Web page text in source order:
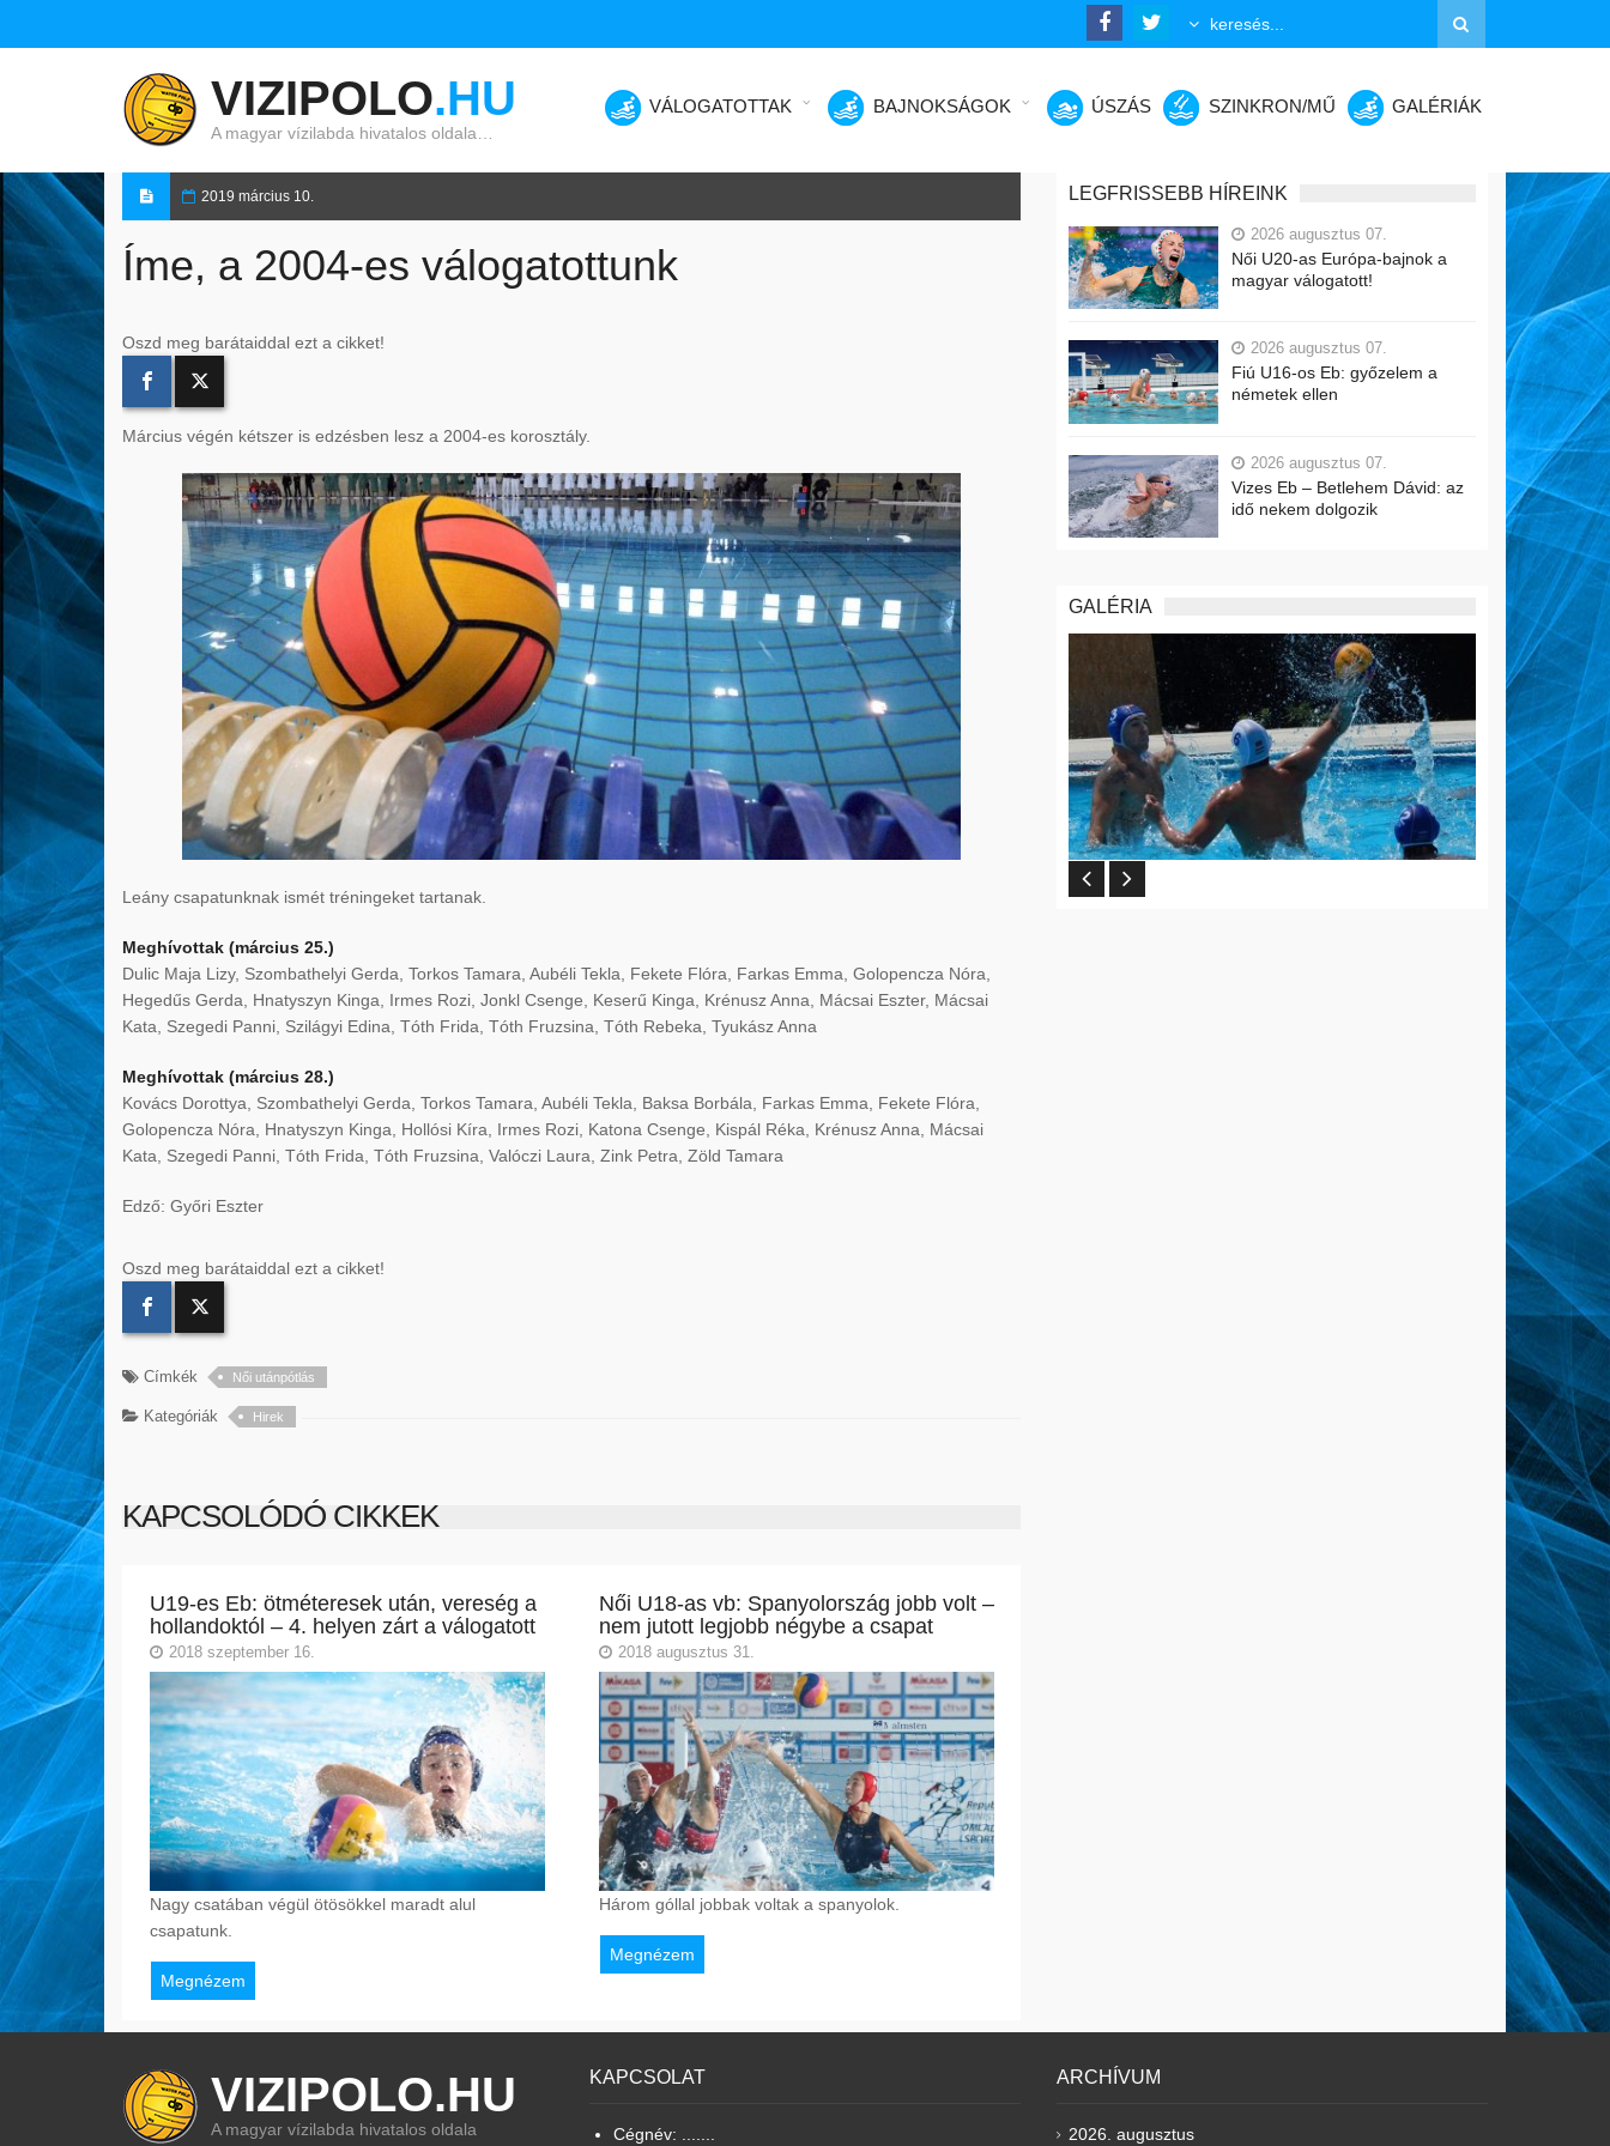
VIZIPOLO.HU
A magyar vízilabda hivatalos oldala…
VÁLOGATOTTAK BAJNOKSÁGOK ÚSZÁS SZINKRON/MŰ GALÉRIÁK
2019 március 10.
Íme, a 2004-es válogatottunk
Oszd meg barátaiddal ezt a cikket!
Március végén kétszer is edzésben lesz a 2004-es korosztály.
Leány csapatunknak ismét tréningeket tartanak.
Meghívottak (március 25.)
Dulic Maja Lizy, Szombathelyi Gerda, Torkos Tamara, Aubéli Tekla, Fekete Flóra, Farkas Emma, Golopencza Nóra,
Hegedűs Gerda, Hnatyszyn Kinga, Irmes Rozi, Jonkl Csenge, Keserű Kinga, Krénusz Anna, Mácsai Eszter, Mácsai
Kata, Szegedi Panni, Szilágyi Edina, Tóth Frida, Tóth Fruzsina, Tóth Rebeka, Tyukász Anna
Meghívottak (március 28.)
Kovács Dorottya, Szombathelyi Gerda, Torkos Tamara, Aubéli Tekla, Baksa Borbála, Farkas Emma, Fekete Flóra,
Golopencza Nóra, Hnatyszyn Kinga, Hollósi Kíra, Irmes Rozi, Katona Csenge, Kispál Réka, Krénusz Anna, Mácsai
Kata, Szegedi Panni, Tóth Frida, Tóth Fruzsina, Valóczi Laura, Zink Petra, Zöld Tamara
Edző: Győri Eszter
Oszd meg barátaiddal ezt a cikket!
Címkék Női utánpótlás
Kategóriák Hirek
KAPCSOLÓDÓ CIKKEK
U19-es Eb: ötméteresek után, vereség a
hollandoktól – 4. helyen zárt a válogatott
2018 szeptember 16.
Nagy csatában végül ötösökkel maradt alul
csapatunk.
Megnézem
Női U18-as vb: Spanyolország jobb volt –
nem jutott legjobb négybe a csapat
2018 augusztus 31.
Három góllal jobbak voltak a spanyolok.
Megnézem
LEGFRISSEBB HÍREINK
2026 augusztus 07.
Női U20-as Európa-bajnok a
magyar válogatott!
2026 augusztus 07.
Fiú U16-os Eb: győzelem a
németek ellen
2026 augusztus 07.
Vizes Eb – Betlehem Dávid: az
idő nekem dolgozik
GALÉRIA
VIZIPOLO.HU
A magyar vízilabda hivatalos oldala
KAPCSOLAT
Cégnév: .......
ARCHÍVUM
2026. augusztus